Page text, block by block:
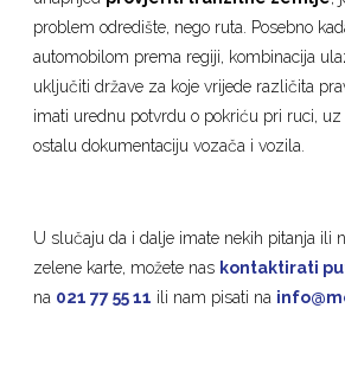
problem odredište, nego ruta. Posebno
automobilom prema regiji, kombinacija
uključiti države za koje vrijede različita
imati urednu potvrdu o pokriću pri ruci,
ostalu dokumentaciju vozača i vozila.
U slučaju da i dalje imate nekih pitanja ili
zelene karte, možete nas kontaktirati
na 021 77 55 11 ili nam pisati na